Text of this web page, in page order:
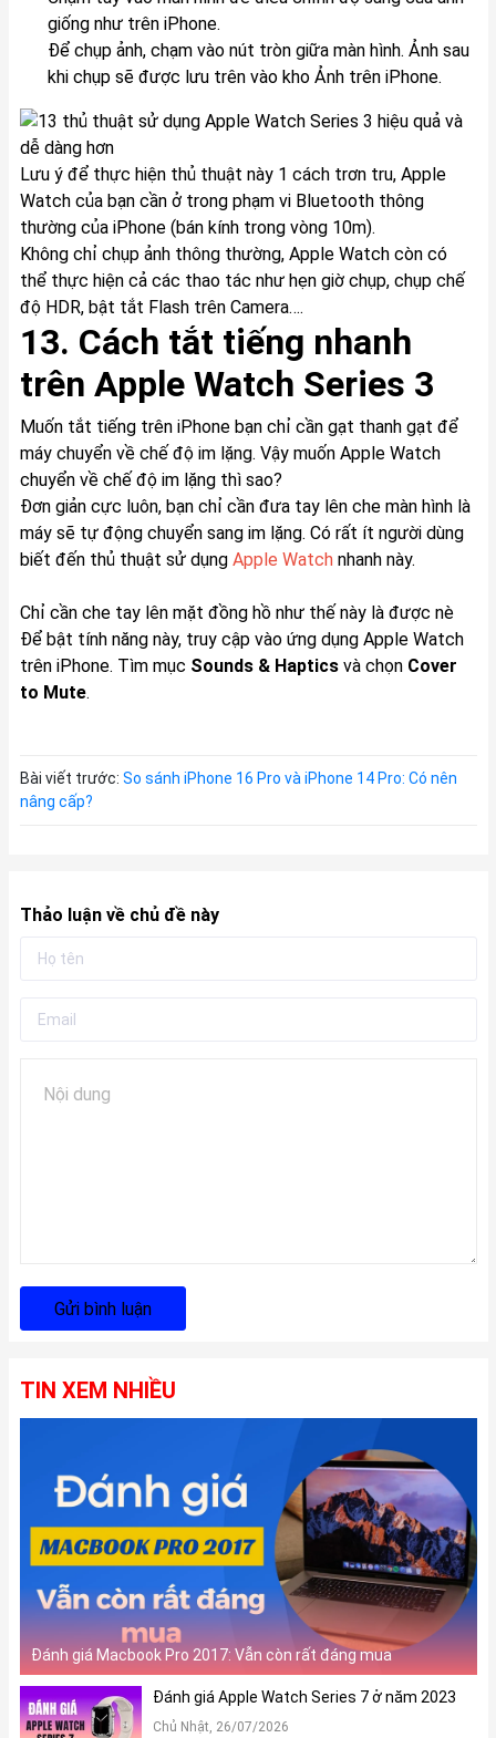
giống như trên iPhone.
Để chụp ảnh, chạm vào nút tròn giữa màn hình. Ảnh sau
khi chụp sẽ được lưu trên vào kho Ảnh trên iPhone.
Lưu ý để thực hiện thủ thuật này 1 cách trơn tru, Apple
Watch của bạn cần ở trong phạm vi Bluetooth thông
thường của iPhone (bán kính trong vòng 10m).
Không chỉ chụp ảnh thông thường, Apple Watch còn có
thể thực hiện cả các thao tác như hẹn giờ chụp, chụp chế
độ HDR, bật tắt Flash trên Camera….
13. Cách tắt tiếng nhanh
trên Apple Watch Series 3
Muốn tắt tiếng trên iPhone bạn chỉ cần gạt thanh gạt để
máy chuyển về chế độ im lặng. Vậy muốn Apple Watch
chuyển về chế độ im lặng thì sao?
Đơn giản cực luôn, bạn chỉ cần đưa tay lên che màn hình là
máy sẽ tự động chuyển sang im lặng. Có rất ít người dùng
biết đến thủ thuật sử dụng Apple Watchnhanh này.
Chỉ cần che tay lên mặt đồng hồ như thế này là được nè
Để bật tính năng này, truy cập vào ứng dụng Apple Watch
trên iPhone. Tìm mục Sounds & Hapticsvà chọn Cover
to Mute.
Bài viết trước: So sánh iPhone 16 Pro và iPhone 14 Pro: Có nên
nâng cấp?
Thảo luận về chủ đề này
Gửi bình luận
TIN XEM NHIỀU
Đánh giá Macbook Pro 2017: Vẫn còn rất đáng mua
Đánh giá Apple Watch Series 7 ở năm 2023
Chủ Nhật, 26/07/2026